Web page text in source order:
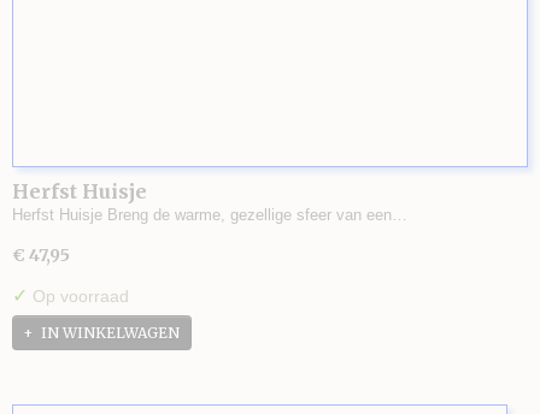
Herfst Huisje
Herfst Huisje Breng de warme, gezellige sfeer van een…
€ 47,95
✓ Op voorraad
IN WINKELWAGEN